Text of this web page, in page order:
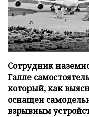
Сотрудник
Галле
который, как
оснащен
взрывным